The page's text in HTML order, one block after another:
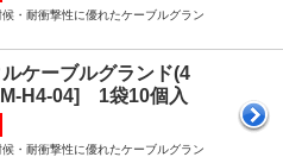
・耐衝撃性に優れたケーブルグラン
ケーブルグランド(4
H4-04] 1袋10個入
・耐衝撃性に優れたケーブルグラン